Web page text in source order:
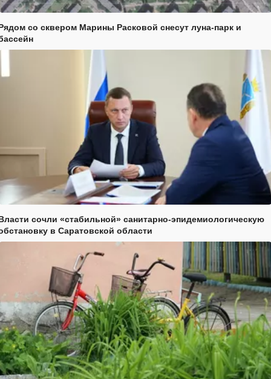
со сквером Марины Расковой снесут луна-парк и
сочли «стабильной» санитарно-эпидемиологическую
в Саратовской области